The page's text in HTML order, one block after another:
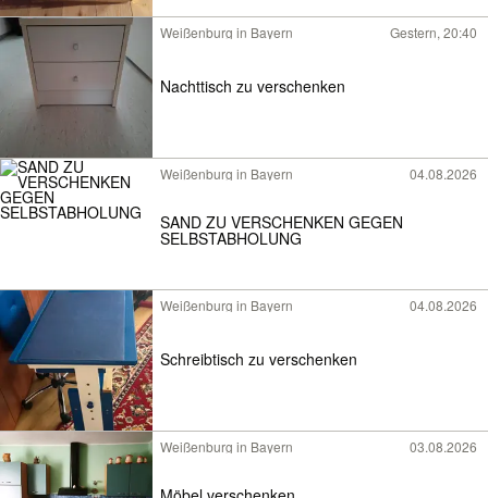
Weißenburg in Bayern Gestern, 20:40
Nachttisch zu verschenken
Weißenburg in Bayern 04.08.2026
SAND ZU VERSCHENKEN GEGEN
SELBSTABHOLUNG
Weißenburg in Bayern 04.08.2026
Schreibtisch zu verschenken
Weißenburg in Bayern 03.08.2026